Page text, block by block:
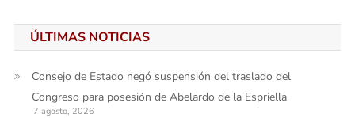
ÚLTIMAS NOTICIAS
Consejo de Estado negó suspensión del traslado del
Congreso para posesión de Abelardo de la Espriella
7 agosto, 2026